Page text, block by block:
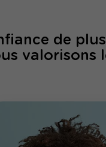
de
valorisons